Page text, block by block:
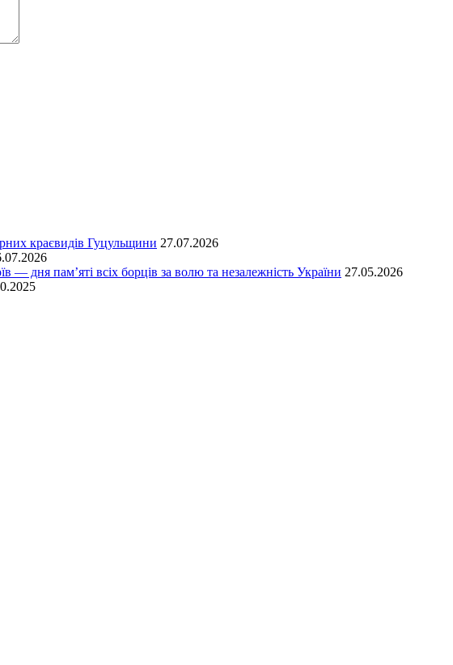
краєвидів Гуцульщини 27.07.2026
— дня пам’яті всіх борців за волю та незалежність України 27.05.2026